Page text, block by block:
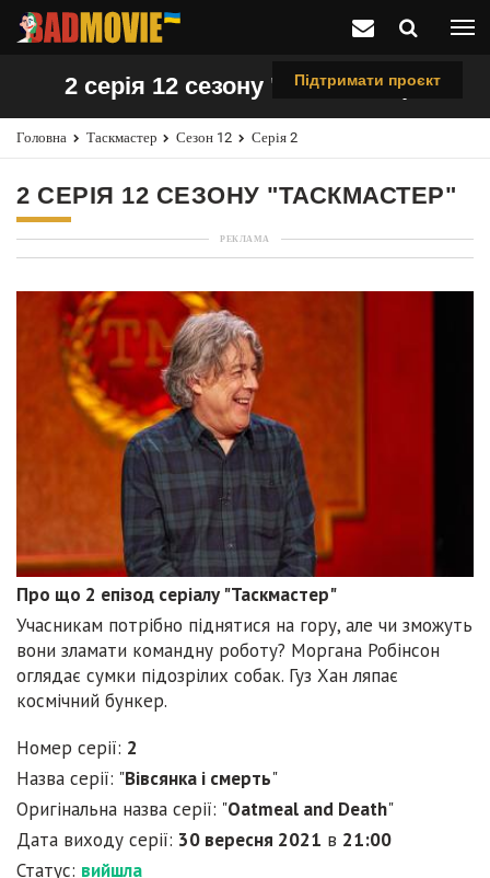
Підтримати проєкт
2 серія 12 сезону "Таскмастер"
Головна Таскмастер Сезон 12 Серія 2
2 СЕРІЯ 12 СЕЗОНУ "ТАСКМАСТЕР"
РЕКЛАМА
Про що 2 епізод серіалу "Таскмастер"
Учасникам потрібно піднятися на гору, але чи зможуть
вони зламати командну роботу? Моргана Робінсон
оглядає сумки підозрілих собак. Гуз Хан ляпає
космічний бункер.
Номер серії: 2
Назва серії: "Вівсянка і смерть"
Оригінальна назва серії: "Oatmeal and Death"
Дата виходу серії: 30 вересня 2021 в 21:00
Статус: вийшла